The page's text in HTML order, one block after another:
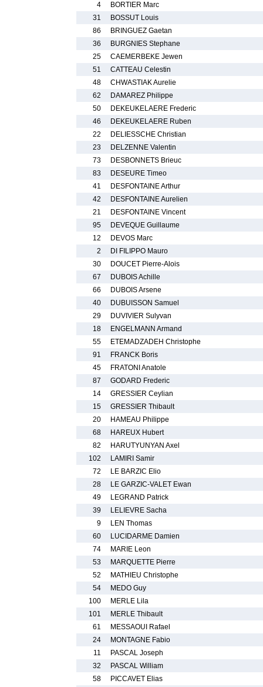
4
BORTIER Marc
31
BOSSUT Louis
86
BRINGUEZ Gaetan
36
BURGNIES Stephane
25
CAEMERBEKE Jewen
51
CATTEAU Celestin
48
CHWASTIAK Aurelie
62
DAMAREZ Philippe
50
DEKEUKELAERE Frederic
46
DEKEUKELAERE Ruben
22
DELIESSCHE Christian
23
DELZENNE Valentin
73
DESBONNETS Brieuc
83
DESEURE Timeo
41
DESFONTAINE Arthur
42
DESFONTAINE Aurelien
21
DESFONTAINE Vincent
95
DEVEQUE Guillaume
12
DEVOS Marc
2
DI FILIPPO Mauro
30
DOUCET Pierre-Alois
67
DUBOIS Achille
66
DUBOIS Arsene
40
DUBUISSON Samuel
29
DUVIVIER Sulyvan
18
ENGELMANN Armand
55
ETEMADZADEH Christophe
91
FRANCK Boris
45
FRATONI Anatole
87
GODARD Frederic
14
GRESSIER Ceylian
15
GRESSIER Thibault
20
HAMEAU Philippe
68
HAREUX Hubert
82
HARUTYUNYAN Axel
102
LAMIRI Samir
72
LE BARZIC Elio
28
LE GARZIC-VALET Ewan
49
LEGRAND Patrick
39
LELIEVRE Sacha
9
LEN Thomas
60
LUCIDARME Damien
74
MARIE Leon
53
MARQUETTE Pierre
52
MATHIEU Christophe
54
MEDO Guy
100
MERLE Lila
101
MERLE Thibault
61
MESSAOUI Rafael
24
MONTAGNE Fabio
11
PASCAL Joseph
32
PASCAL William
58
PICCAVET Elias